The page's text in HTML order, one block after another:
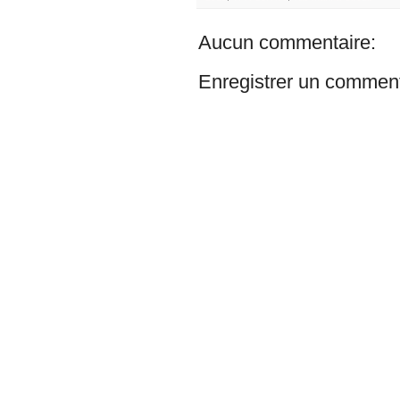
Aucun commentaire:
Enregistrer un